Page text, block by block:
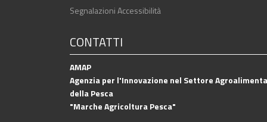
Segnalazioni Accessibilità
CONTATTI
AMAP
Agenzia per l'Innovazione nel Settore
della Pesca
"Marche Agricoltura Pesca"